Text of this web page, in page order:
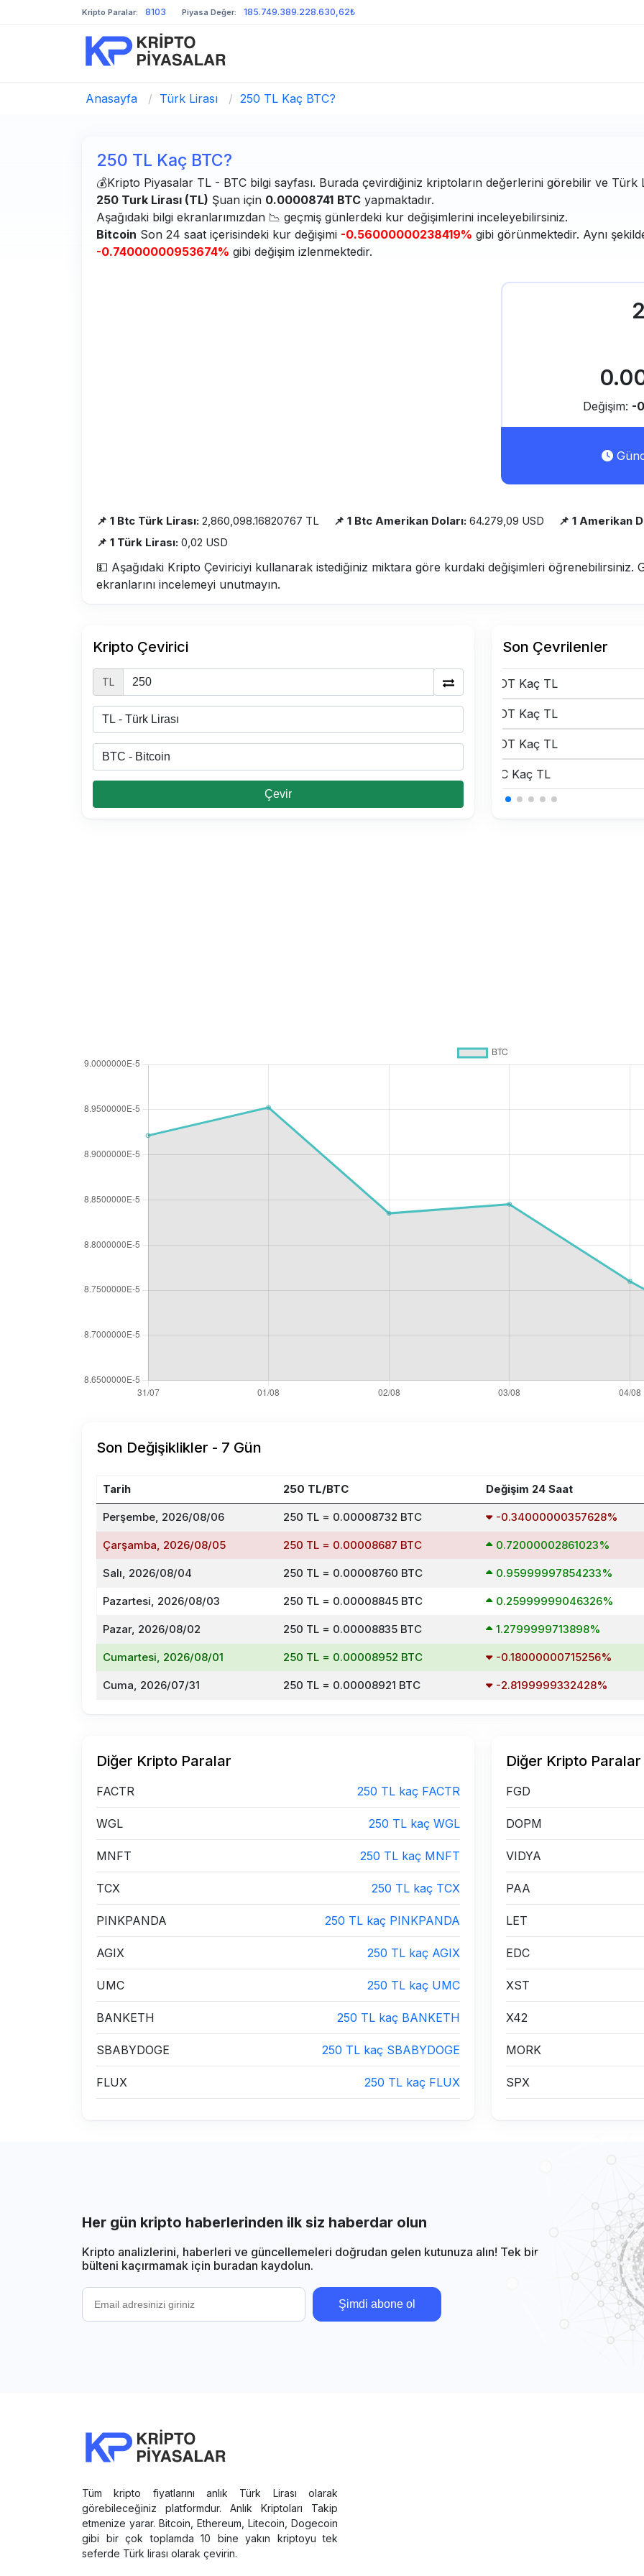
Kripto Paralar: 8103 Piyasa Değer: 185.749.389.228.630,62₺
Anasayfa / Türk Lirası / 250 TL Kaç BTC?
250 TL Kaç BTC?
💰Kripto Piyasalar TL - BTC bilgi sayfası. Burada çevirdiğiniz kriptoların değerlerini görebilir ve Türk
250 Turk Lirası (TL) Şuan için 0.00008741 BTC yapmaktadır.
Aşağıdaki bilgi ekranlarımızdan 📉 geçmiş günlerdeki kur değişimlerini inceleyebilirsiniz.
Bitcoin Son 24 saat içerisindeki kur değişimi -0.56000000238419% gibi görünmektedir. Aynı
-0.74000000953674% gibi değişim izlenmektedir.
Değişim: -
📌 1 Btc Türk Lirası: 2,860,098.16820767 TL 📌 1 Btc Amerikan Doları: 64.279,09 USD 📌 1 Amerikan
📌 1 Türk Lirası: 0,02 USD
💵 Aşağıdaki Kripto Çeviriciyi kullanarak istediğiniz miktara göre kurdaki değişimleri öğrenebilirsiniz.
ekranlarını incelemeyi unutmayın.
Kripto Çevirici
TL
Çevir
Son Çevrilenler
0.15 USDT Kaç TL
0.15 USDT Kaç TL
0.15 USDT Kaç TL
0.34 BTC Kaç TL
Son Değişiklikler - 7 Gün
Tarih 250 TL/BTC Değişim 24 Saat
Perşembe, 2026/08/06 250 TL = 0.00008732 BTC -0.34000000357628%
Çarşamba, 2026/08/05 250 TL = 0.00008687 BTC 0.72000002861023%
Salı, 2026/08/04 250 TL = 0.00008760 BTC 0.95999997854233%
Pazartesi, 2026/08/03 250 TL = 0.00008845 BTC 0.25999999046326%
Pazar, 2026/08/02 250 TL = 0.00008835 BTC 1.2799999713898%
Cumartesi, 2026/08/01 250 TL = 0.00008952 BTC -0.18000000715256%
Cuma, 2026/07/31 250 TL = 0.00008921 BTC -2.8199999332428%
Diğer Kripto Paralar
FACTR 250 TL kaç FACTR
WGL 250 TL kaç WGL
MNFT 250 TL kaç MNFT
TCX 250 TL kaç TCX
PINKPANDA 250 TL kaç PINKPANDA
AGIX 250 TL kaç AGIX
UMC 250 TL kaç UMC
BANKETH 250 TL kaç BANKETH
SBABYDOGE 250 TL kaç SBABYDOGE
FLUX 250 TL kaç FLUX
Diğer Kripto Paralar
FGD
DOPM
VIDYA
PAA
LET
EDC
XST
X42
MORK
SPX
Her gün kripto haberlerinden ilk siz haberdar olun
Kripto analizlerini, haberleri ve güncellemeleri doğrudan gelen kutunuza alın! Tek bir
bülteni kaçırmamak için buradan kaydolun.
Şimdi abone ol
Tüm kripto fiyatlarını anlık Türk Lirası olarak
görebileceğiniz platformdur. Anlık Kriptoları Takip
etmenize yarar. Bitcoin, Ethereum, Litecoin, Dogecoin
gibi bir çok toplamda 10 bine yakın kriptoyu tek
seferde Türk lirası olarak çevirin.